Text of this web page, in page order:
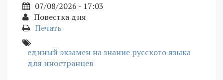
07/08/2026 - 17:03
Повестка дня
Печать
единый экзамен на знание русского языка
для иностранцев